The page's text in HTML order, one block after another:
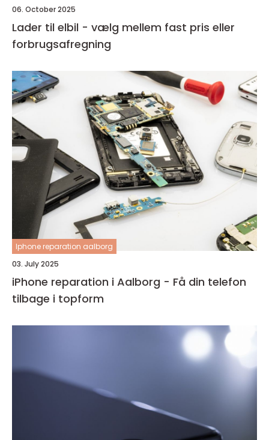
06. October 2025
Lader til elbil - vælg mellem fast pris eller
forbrugsafregning
Iphone reparation aalborg
03. July 2025
iPhone reparation i Aalborg - Få din telefon
tilbage i topform